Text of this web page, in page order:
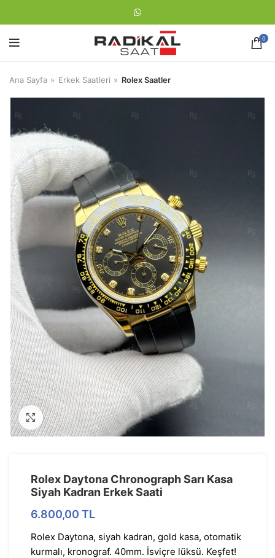
0
Ana Sayfa Erkek Saatleri Rolex Saatler
Görseli Büyütün
Rolex Daytona Chronograph Sarı Kasa
Siyah Kadran Erkek Saati
6.800,00 TL
Rolex Daytona, siyah kadran, gold kasa, otomatik
kurmalı, kronograf. 40mm. İsviçre lüksü. Keşfet!